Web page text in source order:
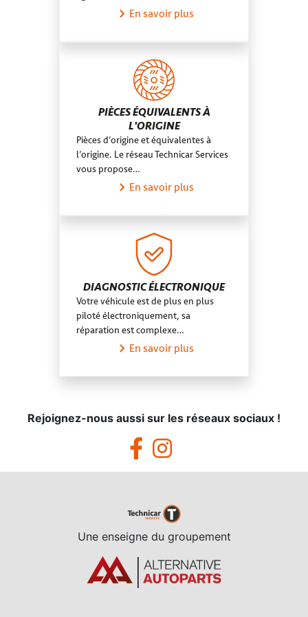
En savoir plus
PIÈCES ÉQUIVALENTS À
L'ORIGINE
Pièces d’origine et équivalentes à
l’origine. Le réseau Technicar Services
vous propose…
En savoir plus
DIAGNOSTIC ÉLECTRONIQUE
Votre véhicule est de plus en plus
piloté électroniquement, sa
réparation est complexe…
En savoir plus
Rejoignez-nous aussi sur les réseaux sociaux !
Une enseigne du groupement